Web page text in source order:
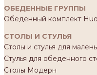
ОБЕДЕННЫЕ ГРУППЫ
Обеденный комплект
СТОЛЫ И СТУЛЬЯ
Столы и стулья для
Стулья для обеденного
Столы Модерн